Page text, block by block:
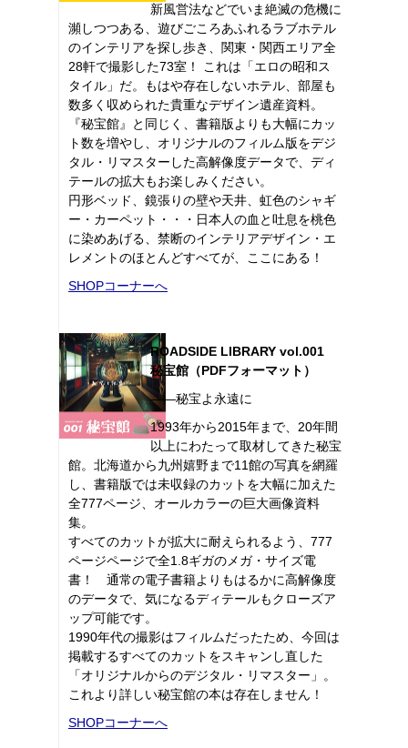
新風営法などでいま絶滅の危機に
瀕しつつある、遊びごころあふれるラブホテル
のインテリアを探し歩き、関東・関西エリア全
28軒で撮影した73室！ これは「エロの昭和ス
タイル」だ。もはや存在しないホテル、部屋も
数多く収められた貴重なデザイン遺産資料。
『秘宝館』と同じく、書籍版よりも大幅にカッ
ト数を増やし、オリジナルのフィルム版をデジ
タル・リマスターした高解像度データで、ディ
テールの拡大もお楽しみください。
円形ベッド、鏡張りの壁や天井、虹色のシャギ
ー・カーペット・・・日本人の血と吐息を桃色
に染めあげる、禁断のインテリアデザイン・エ
レメントのほとんどすべてが、ここにある！
SHOPコーナーへ
ROADSIDE LIBRARY vol.001
秘宝館（PDFフォーマット）
――秘宝よ永遠に
1993年から2015年まで、20年間
以上にわたって取材してきた秘宝
館。北海道から九州嬉野まで11館の写真を網羅
し、書籍版では未収録のカットを大幅に加えた
全777ページ、オールカラーの巨大画像資料
集。
すべてのカットが拡大に耐えられるよう、777
ページページで全1.8ギガのメガ・サイズ電
書！ 通常の電子書籍よりもはるかに高解像度
のデータで、気になるディテールもクローズア
ップ可能です。
1990年代の撮影はフィルムだったため、今回は
掲載するすべてのカットをスキャンし直した
「オリジナルからのデジタル・リマスター」。
これより詳しい秘宝館の本は存在しません！
SHOPコーナーへ